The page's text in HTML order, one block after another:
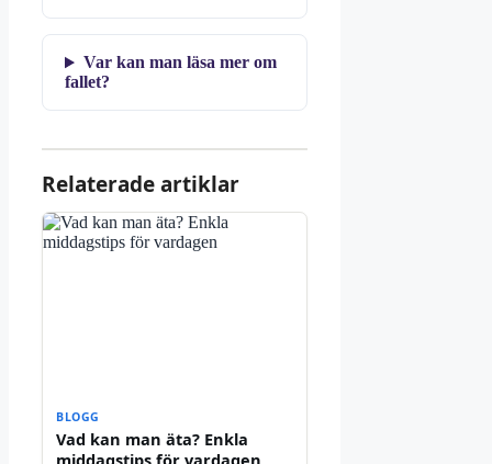
Var kan man läsa mer om
fallet?
Relaterade artiklar
BLOGG
Vad kan man äta? Enkla